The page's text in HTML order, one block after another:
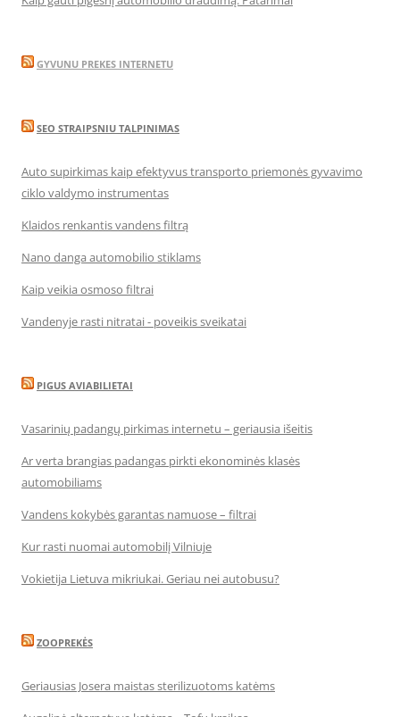
GYVUNU PREKES INTERNETU
SEO STRAIPSNIU TALPINIMAS
Auto supirkimas kaip efektyvus transporto priemonės gyvavimo
ciklo valdymo instrumentas
Klaidos renkantis vandens filtrą
Nano danga automobilio stiklams
Kaip veikia osmoso filtrai
Vandenyje rasti nitratai - poveikis sveikatai
PIGUS AVIABILIETAI
Vasarinių padangų pirkimas internetu – geriausia išeitis
Ar verta brangias padangas pirkti ekonominės klasės
automobiliams
Vandens kokybės garantas namuose – filtrai
Kur rasti nuomai automobilį Vilniuje
Vokietija Lietuva mikriukai. Geriau nei autobusu?
ZOOPREKĖS
Geriausias Josera maistas sterilizuotoms katėms